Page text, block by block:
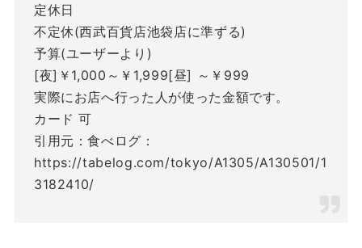
定休日
不定休(西武百貨店池袋店に準ずる)
予算(ユーザーより)
[夜]￥1,000～￥1,999[昼] ～￥999
実際にお店へ行った人が使った金額です。
カード 可
引用元：食べログ：
https://tabelog.com/tokyo/A1305/A130501/1
3182410/